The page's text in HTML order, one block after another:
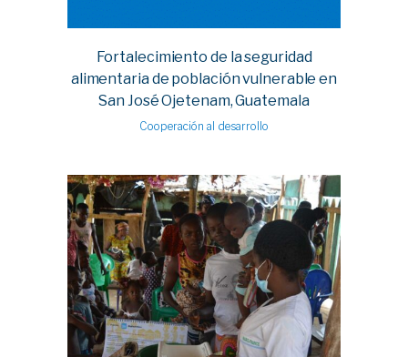
Fortalecimiento de la seguridad
alimentaria de población vulnerable en
San José Ojetenam, Guatemala
Cooperación al desarrollo